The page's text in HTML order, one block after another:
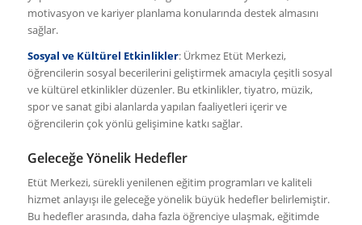
motivasyon ve kariyer planlama konularında destek almasını
sağlar.
Sosyal ve Kültürel Etkinlikler: Ürkmez Etüt Merkezi,
öğrencilerin sosyal becerilerini geliştirmek amacıyla çeşitli sosyal
ve kültürel etkinlikler düzenler. Bu etkinlikler, tiyatro, müzik,
spor ve sanat gibi alanlarda yapılan faaliyetleri içerir ve
öğrencilerin çok yönlü gelişimine katkı sağlar.
Geleceğe Yönelik Hedefler
Etüt Merkezi, sürekli yenilenen eğitim programları ve kaliteli
hizmet anlayışı ile geleceğe yönelik büyük hedefler belirlemiştir.
Bu hedefler arasında, daha fazla öğrenciye ulaşmak, eğitimde